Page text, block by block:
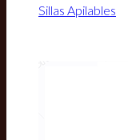
Sillas Apilables